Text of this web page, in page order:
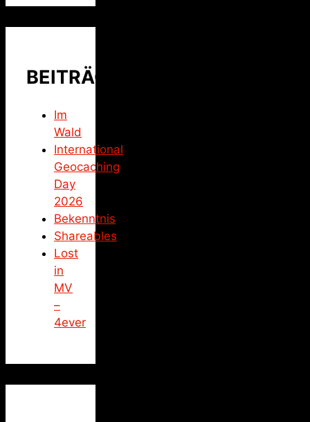
BEITRÄGE
Im
Wald
International
Geocaching
Day
2026
Bekenntnis
Shareables
Lost
in
MV
–
4ever